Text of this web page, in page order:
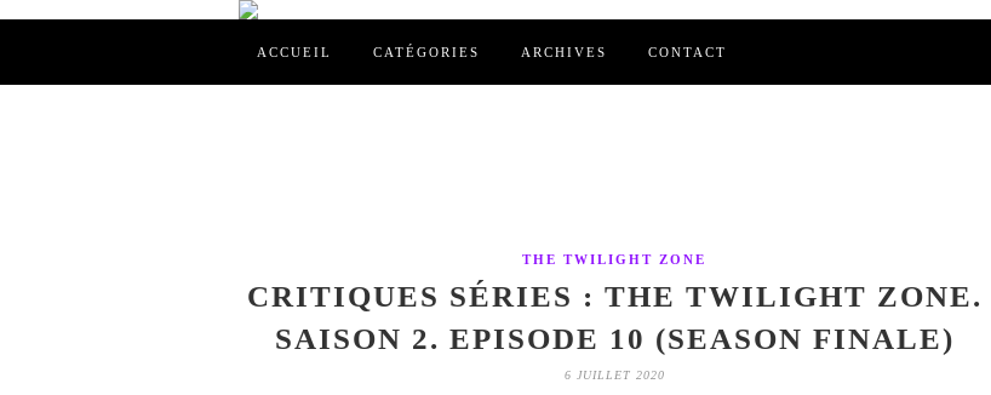
ACCUEIL CATÉGORIES ARCHIVES CONTACT
THE TWILIGHT ZONE
CRITIQUES SÉRIES : THE TWILIGHT ZONE.
SAISON 2. EPISODE 10 (SEASON FINALE)
6 JUILLET 2020